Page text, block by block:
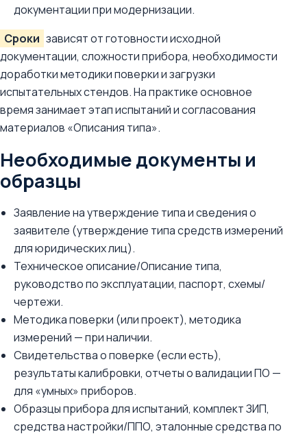
документации при модернизации.
Сроки зависят от готовности исходной
документации, сложности прибора, необходимости
доработки методики поверки и загрузки
испытательных стендов. На практике основное
время занимает этап испытаний и согласования
материалов «Описания типа».
Необходимые документы и
образцы
Заявление на утверждение типа и сведения о
заявителе (утверждение типа средств измерений
для юридических лиц).
Техническое описание/Описание типа,
руководство по эксплуатации, паспорт, схемы/
чертежи.
Методика поверки (или проект), методика
измерений — при наличии.
Свидетельства о поверке (если есть),
результаты калибровки, отчеты о валидации ПО —
для «умных» приборов.
Образцы прибора для испытаний, комплект ЗИП,
средства настройки/ППО, эталонные средства по